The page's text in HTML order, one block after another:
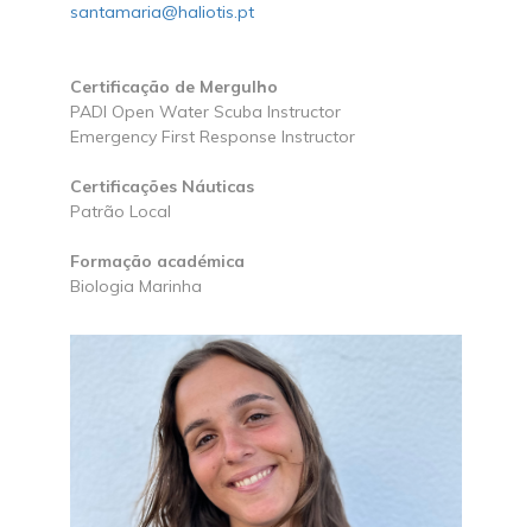
santamaria@haliotis.pt
Certificação de Mergulho
PADI Open Water Scuba Instructor
Emergency First Response Instructor
Certificações Náuticas
Patrão Local
Formação académica
Biologia Marinha